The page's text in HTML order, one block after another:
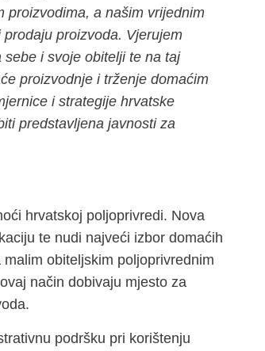
proizvodima, a našim vrijednim
proizvoda. Vjerujem
i svoje obitelji te na taj
proizvodnje i trženje domaćim
i strategije hrvatske
predstavljena javnosti za
hrvatskoj poljoprivredi. Nova
te nudi najveći izbor domaćih
obiteljskim poljoprivrednim
način dobivaju mjesto za
podršku pri korištenju